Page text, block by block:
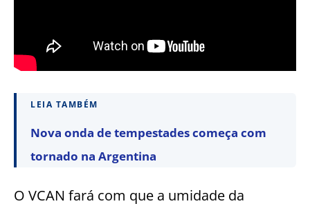
LEIA TAMBÉM
Nova onda de tempestades começa com
tornado na Argentina
O VCAN fará com que a umidade da